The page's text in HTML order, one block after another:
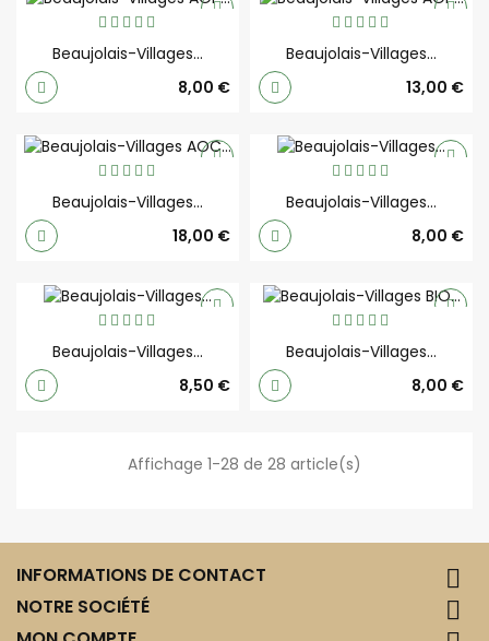
Beaujolais-Villages...
Prix
8,00 €
Beaujolais-Villages...
Prix
13,00 €
Beaujolais-Villages...
Prix
18,00 €
Beaujolais-Villages...
Prix
8,00 €
Beaujolais-Villages...
Prix
8,50 €
Beaujolais-Villages...
Prix
8,00 €
Affichage 1-28 de 28 article(s)
INFORMATIONS DE CONTACT 
NOTRE SOCIÉTÉ 